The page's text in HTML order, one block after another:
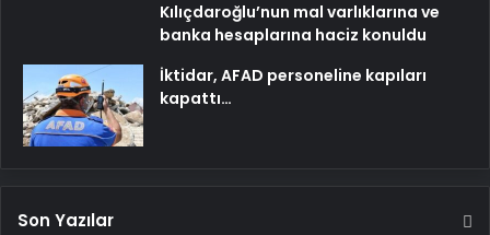
Kılıçdaroğlu’nun mal varlıklarına ve
banka hesaplarına haciz konuldu
İktidar, AFAD personeline kapıları
kapattı…
Son Yazılar